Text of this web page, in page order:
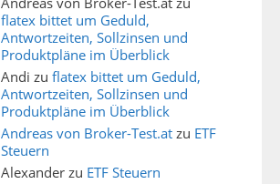
flatex bittet um Geduld,
Antwortzeiten, Sollzinsen und
Produktpläne im Überblick
Andi zu flatex bittet um Geduld,
Antwortzeiten, Sollzinsen und
Produktpläne im Überblick
Andreas von Broker-Test.at zu ETF
Steuern
Alexander zu ETF Steuern